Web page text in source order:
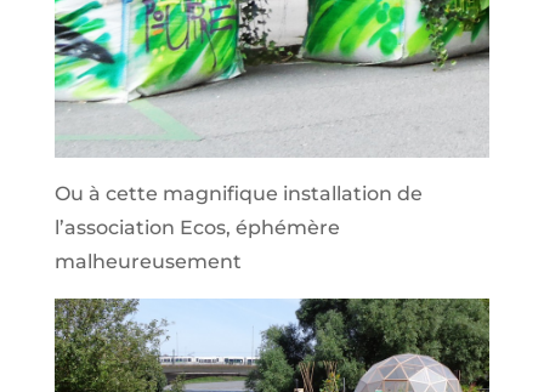
Ou à cette magnifique installation de
l’association Ecos, éphémère
malheureusement